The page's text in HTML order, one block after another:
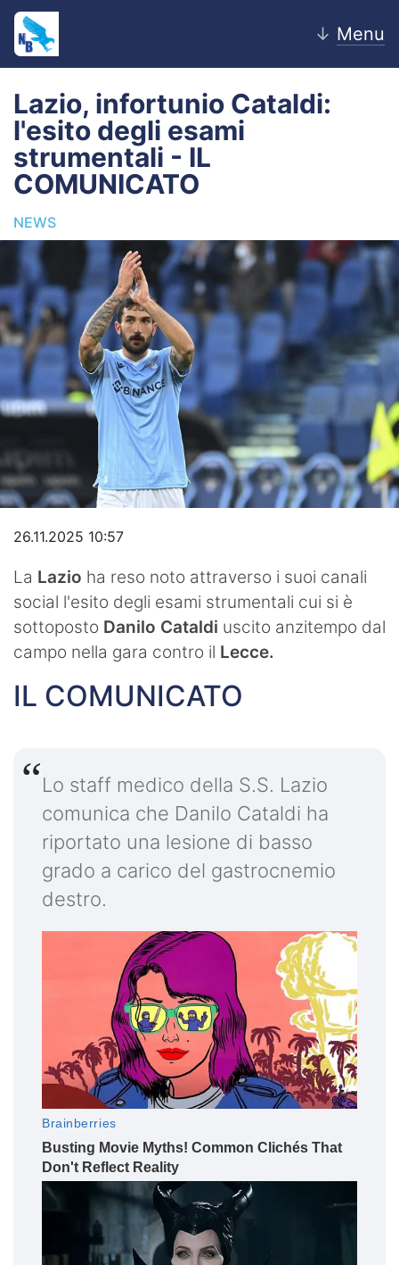
↓ Menu
Home
News
Editoriale
Pagelle
Settore Giovanile
Lazio Women
Calciomercato
Video
Lazio, infortunio Cataldi:
l'esito degli esami
strumentali - IL
COMUNICATO
NEWS
26.11.2025 10:57
La Lazio ha reso noto attraverso i suoi canali
social l'esito degli esami strumentali cui si è
sottoposto Danilo Cataldi uscito anzitempo dal
campo nella gara contro il Lecce.
IL COMUNICATO
Lo staff medico della S.S. Lazio
comunica che Danilo Cataldi ha
riportato una lesione di basso
grado a carico del gastrocnemio
destro.